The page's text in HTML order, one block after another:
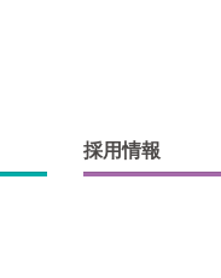
採用情報